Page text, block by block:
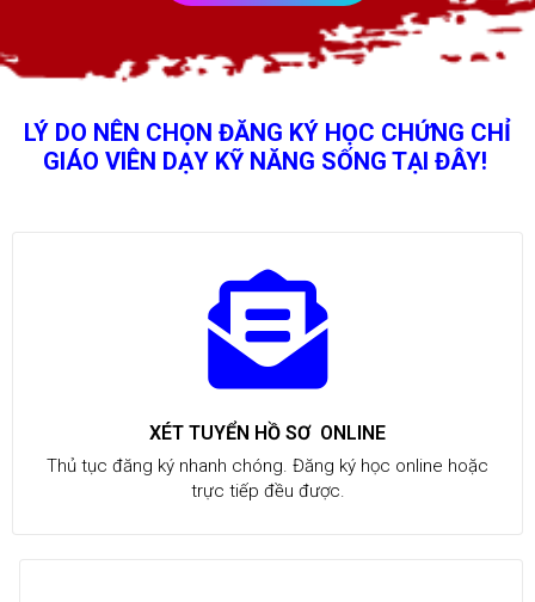
LÝ DO NÊN CHỌN ĐĂNG KÝ HỌC CHỨNG CHỈ
GIÁO VIÊN DẠY KỸ NĂNG SỐNG TẠI ĐÂY!
XÉT TUYỂN HỒ SƠ ONLINE
Thủ tục đăng ký nhanh chóng. Đăng ký học online hoặc
trực tiếp đều được.